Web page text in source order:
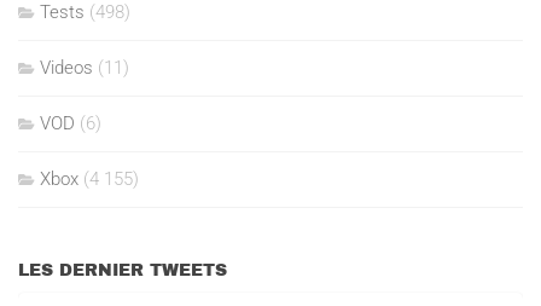
Tests (498)
Videos (11)
VOD (6)
Xbox (4 155)
LES DERNIER TWEETS